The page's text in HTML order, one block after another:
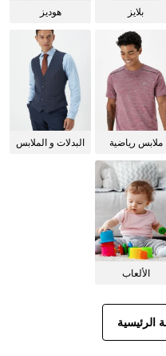
بلايز هوديز
ملابس رياضية
البدلات و الملابس
الألعاب
الرئيسية